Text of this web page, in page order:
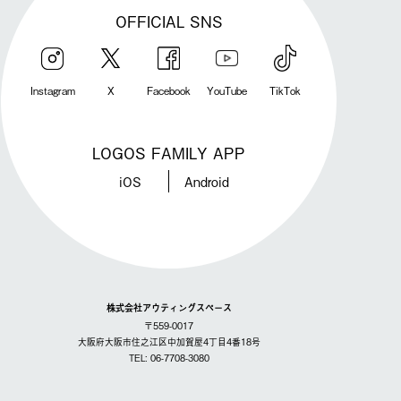
OFFICIAL SNS
Instagram X Facebook YouTube TikTok
LOGOS FAMILY APP
iOS Android
株式会社アウティングスペース
〒559-0017
大阪府大阪市住之江区中加賀屋4丁目4番18号
TEL: 06-7708-3080